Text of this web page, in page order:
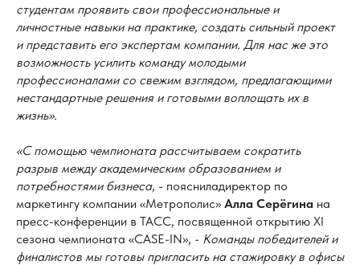
студентам проявить свои профессиональные и
личностные навыки на практике, создать сильный проект
и представить его экспертам компании. Для нас же это
возможность усилить команду молодыми
профессионалами со свежим взглядом, предлагающими
нестандартные решения и готовыми воплощать их в
жизнь».
«С помощью чемпионата рассчитываем сократить
разрыв между академическим образованием и
потребностями бизнеса, - поясниладиректор по
маркетингу компании «Метрополис» Алла Серёгина на
пресс-конференции в ТАСС, посвященной открытию XI
сезона чемпионата «CASE-IN», - Команды победителей и
финалистов мы готовы пригласить на стажировку в офисы